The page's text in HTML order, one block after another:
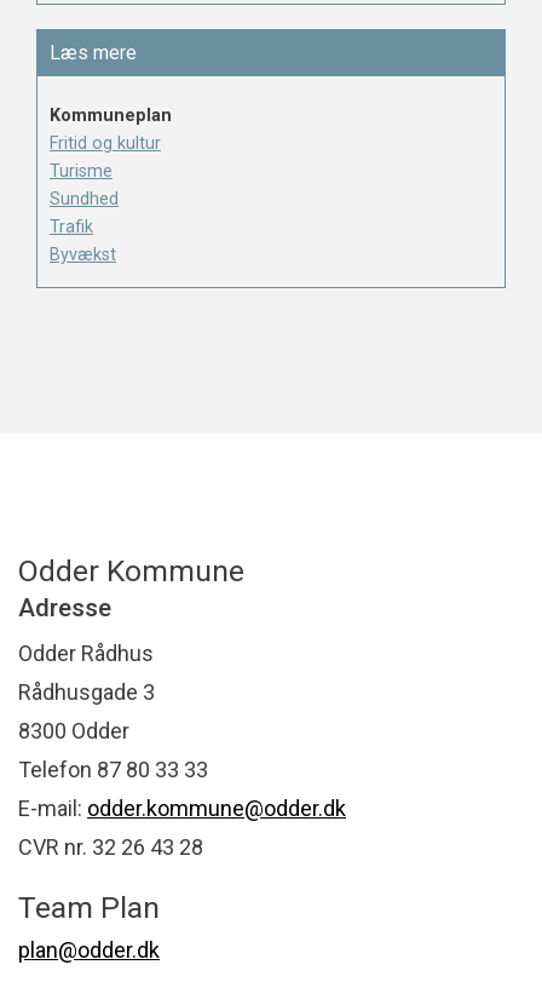
Læs mere
Kommuneplan
Fritid og kultur
Turisme
Sundhed
Trafik
Byvækst
Odder Kommune
Adresse
Odder Rådhus
Rådhusgade 3
8300 Odder
Telefon 87 80 33 33
E-mail: odder.kommune@odder.dk
CVR nr. 32 26 43 28
Team Plan
plan@odder.dk